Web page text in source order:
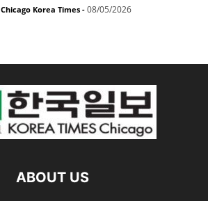
Chicago Korea Times - 08/05/2026
ABOUT US